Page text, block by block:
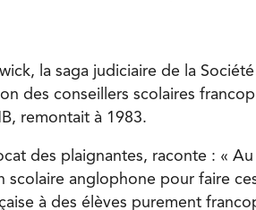
la saga judiciaire de la
des conseillers scolaires
remontait à 1983.
des plaignantes, raconte : «
scolaire anglophone pour faire
à des élèves purement